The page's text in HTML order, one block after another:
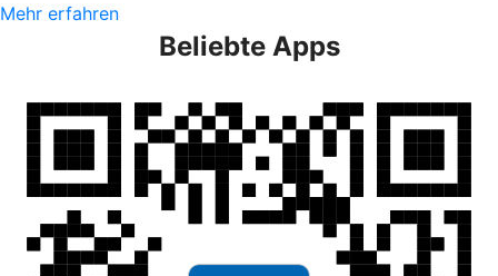
Mehr erfahren
Beliebte Apps